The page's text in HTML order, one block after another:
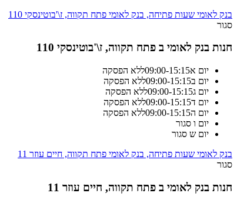
בנק לאומי שעות פתיחה, בנק לאומי פתח תקווה, ז\'בוטינסקי 110
סגור
חנות בנק לאומי ב פתח תקווה, ז\'בוטינסקי 110
יום א 09:00-15:15
ללא הפסקה
יום ב
09:00-15:15
ללא הפסקה
יום ג
09:00-15:15
ללא הפסקה
יום ד
09:00-15:15
ללא הפסקה
יום ה
09:00-15:15
ללא הפסקה
יום ו סגור
יום ש סגור
בנק לאומי שעות פתיחה, בנק לאומי פתח תקווה, חיים עוזר 11
סגור
חנות בנק לאומי ב פתח תקווה, חיים עוזר 11